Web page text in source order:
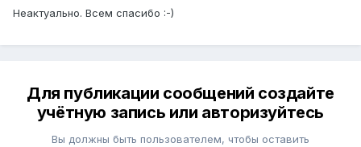
Неактуально. Всем спасибо :-)
Для публикации сообщений создайте
учётную запись или авторизуйтесь
Вы должны быть пользователем, чтобы оставить